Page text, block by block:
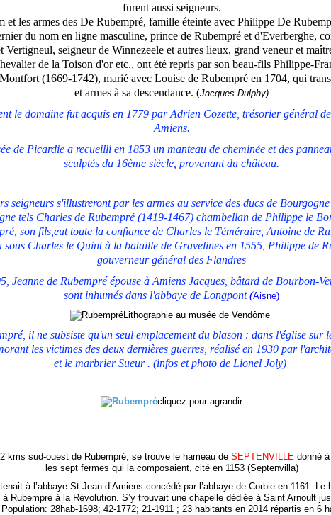
furent aussi seigneurs.
et les armes des De Rubempré, famille éteinte avec Philippe De
du nom en ligne masculine, prince de Rubempré et d'Everberghe,
Vertigneul, seigneur de Winnezeele et autres lieux, grand veneur et
de la Toison d'or etc., ont été repris par son beau-fils Philippe-
(1669-1742), marié avec Louise de Rubempré en 1704, qui
et armes à sa descendance. (Jacques Dulphy)
le domaine fut acquis en 1779 par Adrien Cozette, trésorier général
Amiens.
de Picardie a recueilli en 1853 un manteau de cheminée et des
sculptés du 16ème siècle, provenant du château.
seigneurs s'illustreront par les armes au service des ducs de
tels Charles de Rubempré (1419-1467) chambellan de Philippe le
son fils,eut toute la confiance de Charles le Téméraire, Antoine de
sous Charles le Quint à la bataille de Gravelines en 1555, Philippe de
gouverneur général des Flandres
Jeanne de Rubempré épouse à Amiens Jacques, bâtard de Bourbon-
sont inhumés dans l'abbaye de Longpont(Aisne)
Lithographie au musée de Vendôme
il ne subsiste qu'un seul emplacement du blason : dans l'église sur
les victimes des deux dernières guerres, réalisé en 1930 par
et le marbrier Sueur . (infos et photo de Lionel Joly)
cliquez pour agrandir
kms sud-ouest de Rubempré, se trouve le hameau de SEPTENVILLEdonné à
les sept fermes qui la composaient, cité en 1153 (Septenvilla)
à l’abbaye St Jean d’Amiens concédé par l’abbaye de Corbie en 1161. Le
Rubempré à la Révolution. S’y trouvait une chapelle dédiée à Saint Arnoult
28hab-1698; 42-1772; 21-1911 ; 23 habitants en 2014 répartis en 6